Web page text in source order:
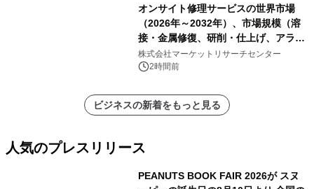
オンサイト修理サービスの世界市場
（2026年～2032年）、市場規模（溶
接・金属修復、研削・仕上げ、アライ
メント、その他）・分析レポートを発
表
株式会社マーケットリサーチセンター
2時間前
ビジネスの新着をもっと見る
人気のプレスリリース
PEANUTS BOOK FAIR 2026が スヌ